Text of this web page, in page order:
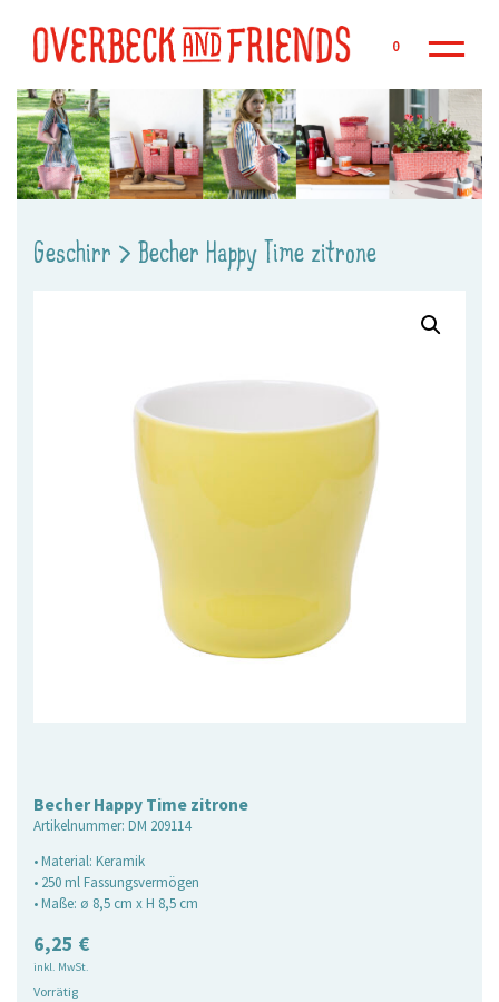
0
Geschirr > Becher Happy Time zitrone
Becher Happy Time zitrone
Artikelnummer: DM 209114
• Material: Keramik
• 250 ml Fassungsvermögen
• Maße: ø 8,5 cm x H 8,5 cm
6,25 €
inkl. MwSt.
Vorrätig